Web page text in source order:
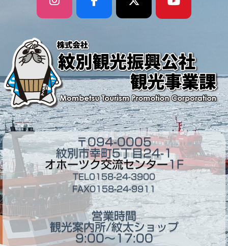
〒094-0005
紋別市幸町5丁目24-1
オホーツク交流センター1F
TEL0158-24-3900
FAX0158-24-9911
営業時間
観光案内所/紋太ショップ
9:00～17:00